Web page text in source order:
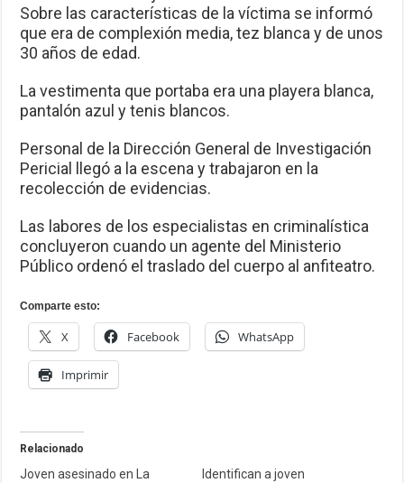
Sobre las características de la víctima se informó
que era de complexión media, tez blanca y de unos
30 años de edad.
La vestimenta que portaba era una playera blanca,
pantalón azul y tenis blancos.
Personal de la Dirección General de Investigación
Pericial llegó a la escena y trabajaron en la
recolección de evidencias.
Las labores de los especialistas en criminalística
concluyeron cuando un agente del Ministerio
Público ordenó el traslado del cuerpo al anfiteatro.
Comparte esto:
X Facebook WhatsApp
Imprimir
Relacionado
Joven asesinado en La
Identifican a joven